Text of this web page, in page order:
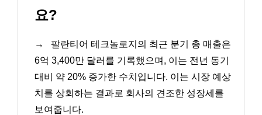
요?
→
팔란티어 테크놀로지의 최근 분기 총 매출은
6억 3,400만 달러를 기록했으며, 이는 전년 동기
대비 약 20% 증가한 수치입니다. 이는 시장 예상
치를 상회하는 결과로 회사의 견조한 성장세를
보여줍니다.